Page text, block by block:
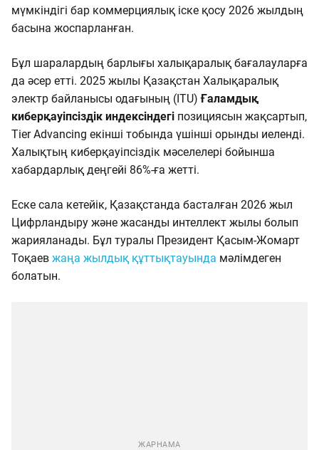
мүмкіндігі бар коммерциялық іске қосу 2026 жылдың
басына жоспарланған.
Бұл шаралардың барлығы халықаралық бағалауларға
да әсер етті. 2025 жылы Қазақстан Халықаралық
электр байланысы одағының (ITU)Ғаламдық
киберқауіпсіздік индексіндегі позициясын жақсартып,
Tier Advancing екінші тобында үшінші орынды иеленді.
Халықтың киберқауіпсіздік мәселелері бойынша
хабардарлық деңгейі 86%-ға жетті.
Еске сала кетейік, Қазақстанда басталған 2026 жыл
Цифрландыру және жасанды интеллект жылы болып
жарияланады. Бұл туралы Президент Қасым-Жомарт
Тоқаев жаңа жылдық құттықтауында мәлімдеген
болатын.